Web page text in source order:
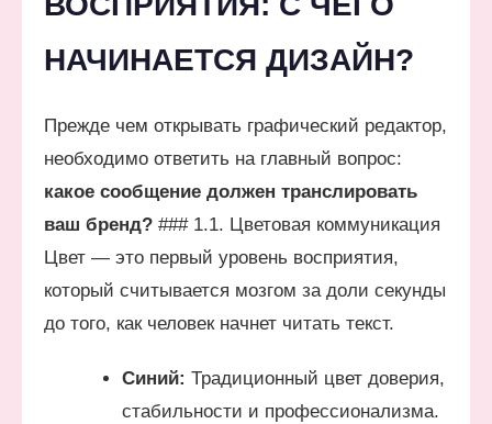
НАЧИНАЕТСЯ ДИЗАЙН?
Прежде чем открывать графический редактор,
необходимо ответить на главный вопрос:
какое сообщение должен транслировать
ваш бренд? ### 1.1. Цветовая коммуникация
Цвет — это первый уровень восприятия,
который считывается мозгом за доли секунды
до того, как человек начнет читать текст.
Синий: Традиционный цвет доверия,
стабильности и профессионализма.